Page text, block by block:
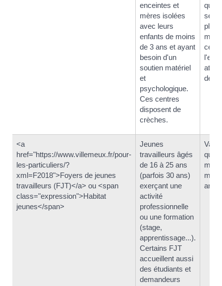
enceintes et
mères isolées
avec leurs
enfants de moins
de 3 ans et ayant
besoin d'un
soutien matériel
et
psychologique.
Ces centres
disposent de
crèches.
ce
de 3
<a
href="https://www.villemeux.fr/pour-
les-particuliers/?
xml=F2018">Foyers de jeunes
travailleurs (FJT)</a> ou <span
class="expression">Habitat
jeunes</span>
Jeunes
travailleurs âgés
de 16 à 25 ans
(parfois 30 ans)
exerçant une
activité
professionnelle
ou une formation
(stage,
apprentissage...).
Certains FJT
accueillent aussi
des étudiants et
demandeurs
mois
ans)